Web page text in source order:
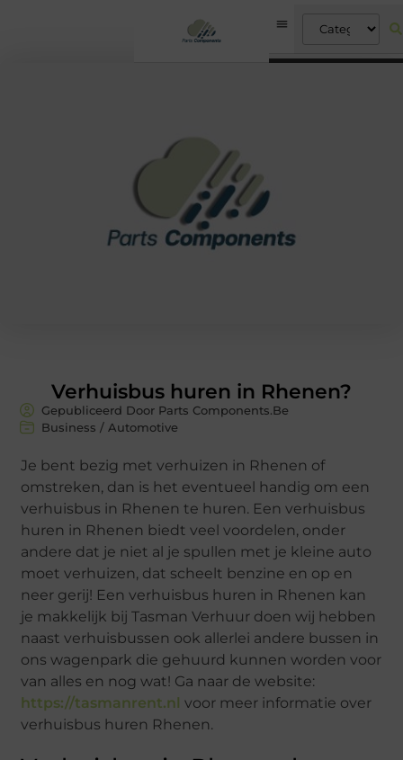
Verhuisbus huren in Rhenen?
Gepubliceerd Door Parts Components.Be
Business / Automotive
Je bent bezig met verhuizen in Rhenen of
omstreken, dan is het eventueel handig om een
verhuisbus in Rhenen te huren. Een verhuisbus
huren in Rhenen biedt veel voordelen, onder
andere dat je niet al je spullen met je kleine auto
moet verhuizen, dat scheelt benzine en op en
neer gerij! Een verhuisbus huren in Rhenen kan
je makkelijk bij Tasman Verhuur doen wij hebben
naast verhuisbussen ook allerlei andere bussen in
ons wagenpark die gehuurd kunnen worden voor
van alles en nog wat! Ga naar de website:
https://tasmanrent.nl voor meer informatie over
verhuisbus huren Rhenen.